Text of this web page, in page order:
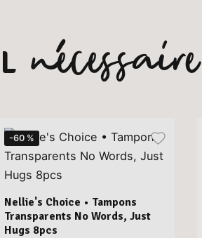
nécessaire
-60 %
Nellie's Choice • Tampons
Transparents No Words, Just
Hugs 8pcs